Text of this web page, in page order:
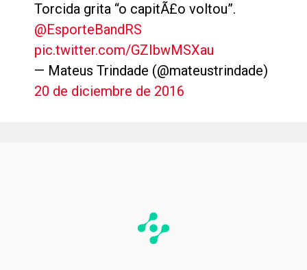
Torcida grita “o capitÃ£o voltou”.
@EsporteBandRS
pic.twitter.com/GZIbwMSXau
— Mateus Trindade (@mateustrindade)
20 de diciembre de 2016